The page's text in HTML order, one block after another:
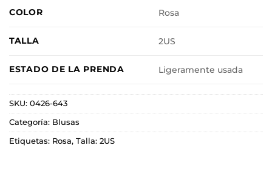
COLOR Rosa
TALLA 2US
ESTADO DE LA PRENDA Ligeramente usada
SKU: 0426-643
Categoría: Blusas
Etiquetas: Rosa, Talla: 2US